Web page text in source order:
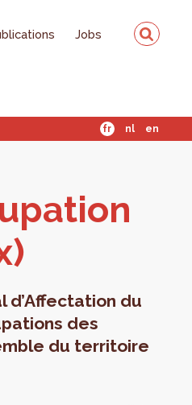
Jobs
fr nl en
d’Affectation du
des
du territoire